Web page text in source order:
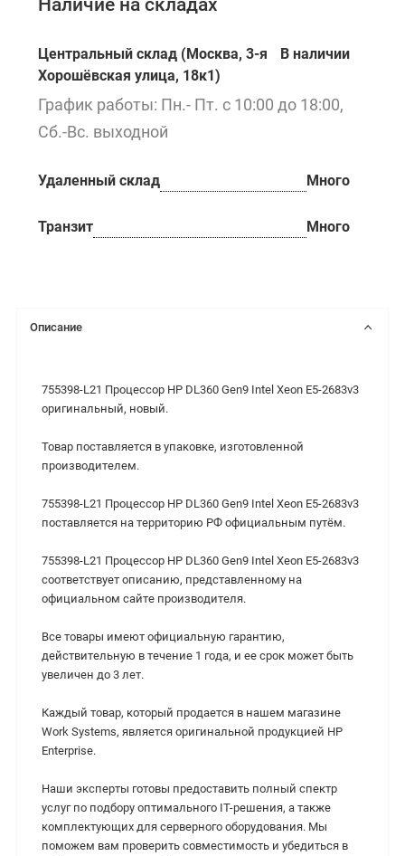
Наличие на складах
Центральный склад (Москва, 3-я
Хорошёвская улица, 18к1)
В наличии
График работы: Пн.- Пт. с 10:00 до 18:00,
Сб.-Вс. выходной
Удаленный склад Много
Транзит Много
Описание
755398-L21 Процессор HP DL360 Gen9 Intel Xeon E5-2683v3
оригинальный, новый.
Товар поставляется в упаковке, изготовленной
производителем.
755398-L21 Процессор HP DL360 Gen9 Intel Xeon E5-2683v3
поставляется на территорию РФ официальным путём.
755398-L21 Процессор HP DL360 Gen9 Intel Xeon E5-2683v3
соответствует описанию, представленному на
официальном сайте производителя.
Все товары имеют официальную гарантию,
действительную в течение 1 года, и ее срок может быть
увеличен до 3 лет.
Каждый товар, который продается в нашем магазине
Work Systems, является оригинальной продукцией HP
Enterprise.
Наши эксперты готовы предоставить полный спектр
услуг по подбору оптимального IT-решения, а также
комплектующих для серверного оборудования. Мы
поможем вам проверить совместимость и убедиться в